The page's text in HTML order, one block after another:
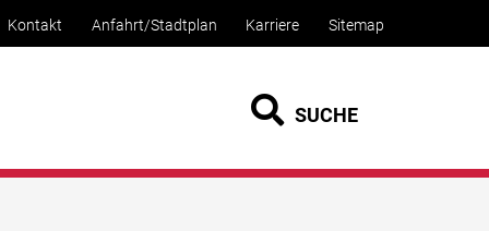
Kontakt Anfahrt/Stadtplan Karriere Sitemap
SUCHE